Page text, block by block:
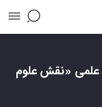
«نقش علوم